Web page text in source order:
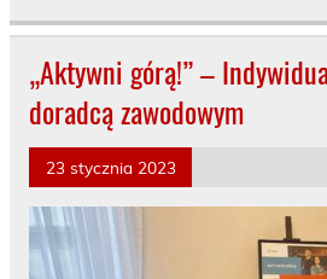
„Aktywni górą!” –
doradcą zawodowym
23 stycznia 2023